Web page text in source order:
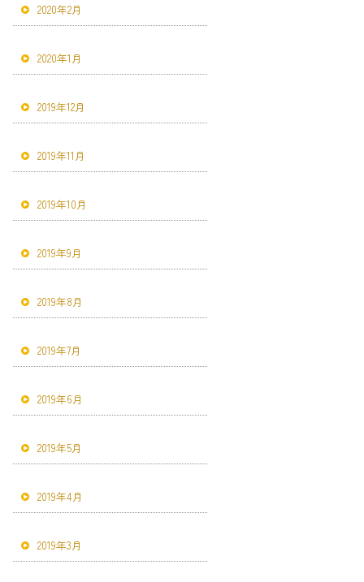
2020年2月
2020年1月
2019年12月
2019年11月
2019年10月
2019年9月
2019年8月
2019年7月
2019年6月
2019年5月
2019年4月
2019年3月